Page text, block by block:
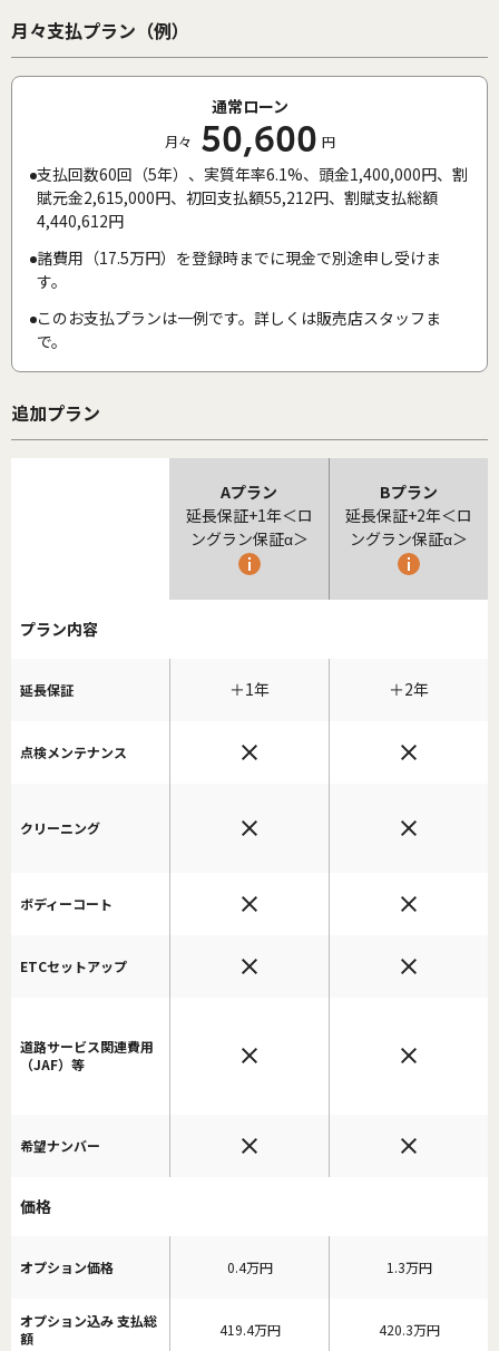
月々支払プラン（例）
通常ローン
月々 50,600 円
支払回数60回（5年）、実質年率6.1%、頭金1,400,000円、割
賦元金2,615,000円、初回支払額55,212円、割賦支払総額
4,440,612円
諸費用（17.5万円）を登録時までに現金で別途申し受けま
す。
このお支払プランは一例です。詳しくは販売店スタッフま
で。
追加プラン
Aプラン
延長保証+1年＜ロ
ングラン保証α＞
Bプラン
延長保証+2年＜ロ
ングラン保証α＞
プラン内容
延長保証 ＋1年 ＋2年
点検メンテナンス
クリーニング
ボディーコート
ETCセットアップ
道路サービス関連費用
（JAF）等
希望ナンバー
価格
オプション価格 0.4万円 1.3万円
オプション込み 支払総
額
419.4万円 420.3万円